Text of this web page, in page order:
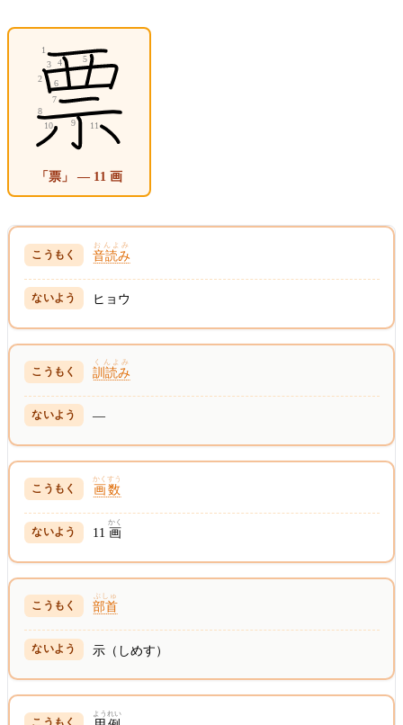
「票」 — 11 画
音読み
おんよみ
ヒョウ
訓読み
くんよみ
—
画数
かくすう
11 画
かく
部首
ぶしゅ
示（しめす）
ようれい